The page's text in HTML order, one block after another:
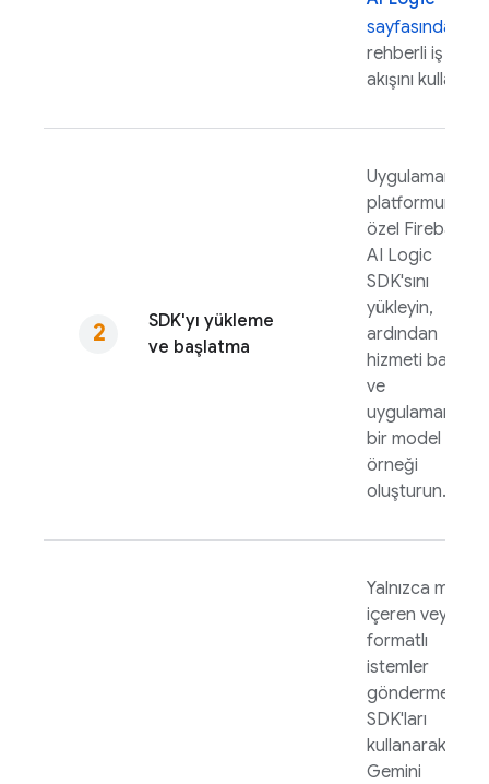
sayfasındaki
rehberli iş
akışını kullanın.
SDK'yı yükleme
ve başlatma
Uygulamanızın
platformuna
özel Firebase
AI Logic
SDK'sını
yükleyin,
ardından
hizmeti başlatın
ve
uygulamanızda
bir model
örneği
oluşturun.
Yalnızca metin
içeren veya
formatlı
istemler
göndermek için
SDK'ları
kullanarak
Gemini